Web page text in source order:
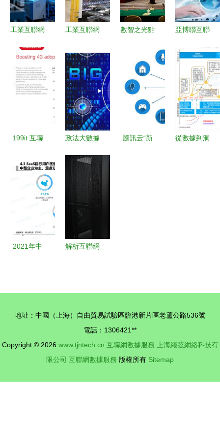
工業互聯網
何驅動效率
躍升？
工業互聯網
機遇 數據
服務賦能智
造轉型
數智之光點
國網金華供
電公司發布
履責成果
獻上“我為
事”十項實
亞博聯互聯
據風控項目
順利收官，
互聯網數據
服務邁向新
臺階
199it 互聯
中心的精細
化數據服務
政法大數據
部提升領導
能力和水平
騰訊云“新
從數據到洞
2021年中
與挑戰
解析互聯網
秘
地址：中國（上海）自由貿易試驗區臨港新片區老蘆公路536號
電話：1306421**
Copyright © 2026 www.tjntech.cn 互聯網數據服務
上海繩弦網絡科技有
限公司 互聯網數據服務 版權所有 Sitemap